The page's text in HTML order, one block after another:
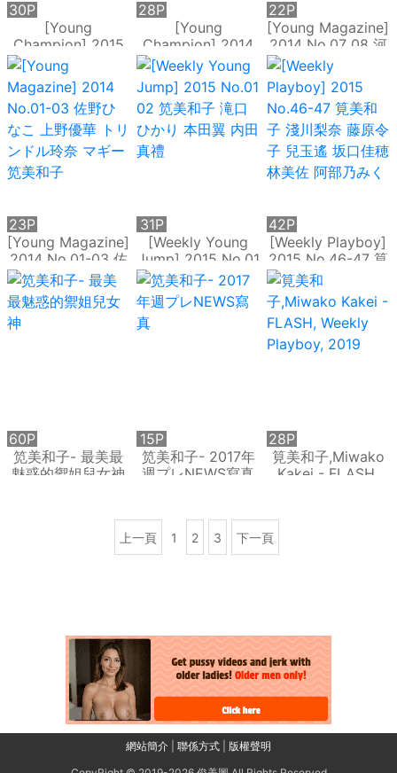
[Young
Champion] 2015
No.02 03 笕美和
子 唐沢りん 山本彩
和泉美沙希 葉月 三
輪晴香
30P
[Young
Champion] 2014
No.17 18 笕美和子
森田涼花 山本彩 犬
童美乃梨
28P
[Young Magazine]
2014 No.07 08 河
西智美 湯本美咲 笕
美和子 今野杏南 中
村靜香 丸高愛実 仁
藤みさき
22P
[Young Magazine]
2014 No.01-03 佐
野ひなこ 上野優華
トリンドル玲奈 マ
ギー 笕美和子
23P
[Weekly Young
Jump] 2015 No.01
02 笕美和子 滝口
ひかり 本田翼 内田
真禮
31P
[Weekly Playboy]
2015 No.46-47 筧
美和子 淺川梨奈 藤
原令子 兒玉遙 坂口
佳穂 林美佐 阿部乃
みく
42P
笕美和子- 最美最
魅惑的禦姐兒女神
60P
笕美和子- 2017年
週プレNEWS寫真
15P
筧美和子,Miwako
Kakei - FLASH,
28P
上一頁 1 2 3 下一頁
網站簡介 聯係方式
版權聲明